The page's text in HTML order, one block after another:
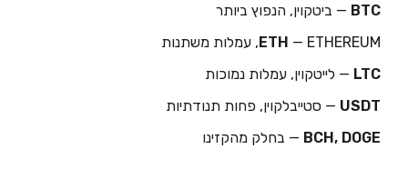
BTC — ביטקוין, הנפוץ ביותר
ETH — ETHEREUM, עמלות משתנות
LTC — לייטקוין, עמלות נמוכות
USDT — סטייבלקוין, פחות תנודתיות
BCH, DOGE — בחלק מהקזינו